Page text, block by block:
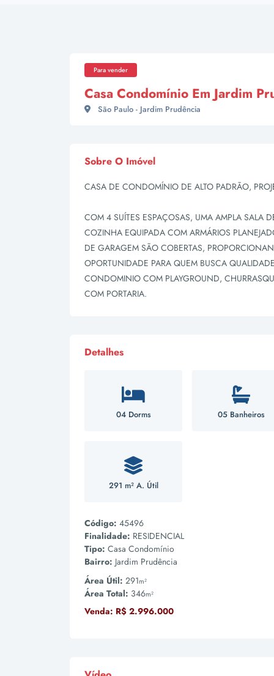
Para vender
Casa Condomínio Em Jardim
São Paulo - Jardim Prudência
Sobre O Imóvel
CASA DE CONDOMÍNIO DE ALTO PADRÃO,
COM 4 SUÍTES ESPAÇOSAS, UMA AMPLA SALA
COZINHA EQUIPADA COM ARMÁRIOS
DE GARAGEM SÃO COBERTAS,
OPORTUNIDADE PARA QUEM BUSCA
CONDOMINIO COM PLAYGROUND,
COM PORTARIA.
Detalhes
04 Dorms 05 Banheiros
291 m² A. Útil
Código: 45496
Finalidade: RESIDENCIAL
Tipo: Casa Condomínio
Bairro: Jardim Prudência
Área Útil: 291m²
Área Total: 346m²
Venda: R$ 2.996.000